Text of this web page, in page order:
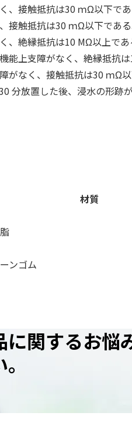
、接触抵抗は30 ｍΩ以下であ
接触抵抗は30 ｍΩ以下である
、絶縁抵抗は10 MΩ以上であ
上支障がなく、絶縁抵抗は
がなく、接触抵抗は30 ｍΩ以
分放置した後、浸水の形跡が
材質
ンゴム
関するお悩